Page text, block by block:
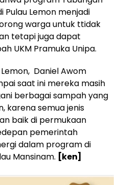
Pulau Lemon menjadi
warga untuk ttidak
tetapi juga dapat
UKM Pramuka Unipa.
Daniel Awom
saat ini mereka masih
berbagai sampah yang
karena semua jenis
baik di permukaan
pemerintah
dalam program di
Mansinam. [ken]